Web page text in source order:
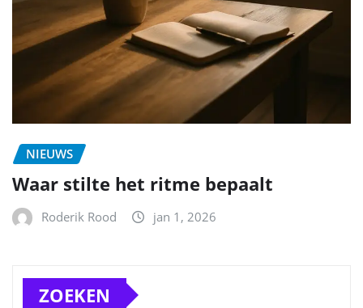
NIEUWS
Waar stilte het ritme bepaalt
Roderik Rood jan 1, 2026
ZOEKEN